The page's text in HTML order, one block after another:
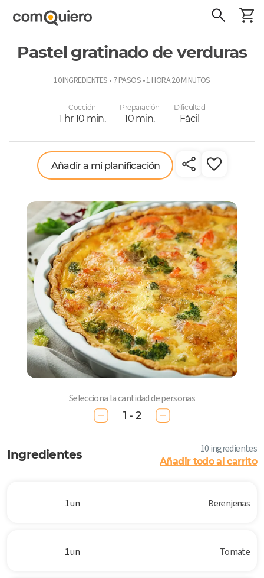
Pastel gratinado de verduras
10 INGREDIENTES • 7 PASOS • 1 HORA 20 MINUTOS
Cocción
1 hr 10 min.
Preparación
10 min.
Dificultad
Fácil
Añadir a mi planificación
Selecciona la cantidad de personas
1 - 2
Ingredientes 10 ingredientes
Añadir todo al carrito
1 un Berenjenas
1 un Tomate